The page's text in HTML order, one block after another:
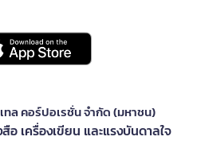
ทล คอร์ปอเรชั่น จำกัด (มหาชน)
อ เครื่องเขียน และแรงบันดาลใจ